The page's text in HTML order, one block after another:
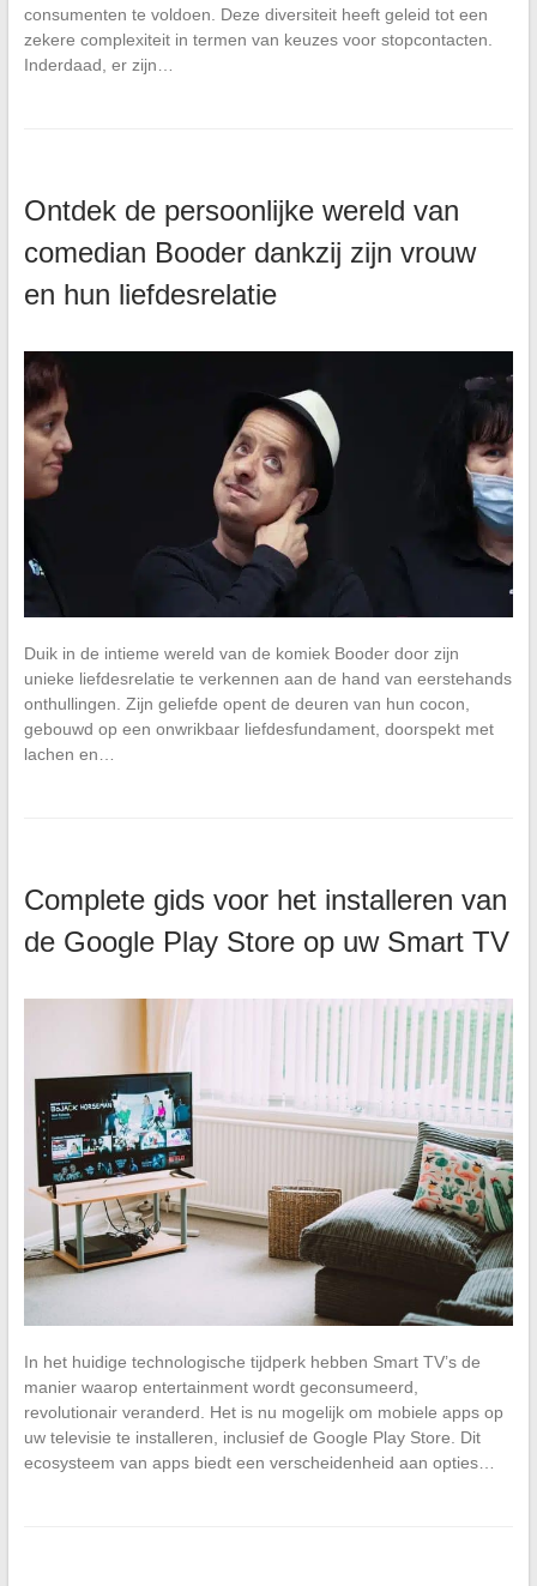
consumenten te voldoen. Deze diversiteit heeft geleid tot een
zekere complexiteit in termen van keuzes voor stopcontacten.
Inderdaad, er zijn…
Ontdek de persoonlijke wereld van
comedian Booder dankzij zijn vrouw
en hun liefdesrelatie
Duik in de intieme wereld van de komiek Booder door zijn
unieke liefdesrelatie te verkennen aan de hand van eerstehands
onthullingen. Zijn geliefde opent de deuren van hun cocon,
gebouwd op een onwrikbaar liefdesfundament, doorspekt met
lachen en…
Complete gids voor het installeren van
de Google Play Store op uw Smart TV
In het huidige technologische tijdperk hebben Smart TV’s de
manier waarop entertainment wordt geconsumeerd,
revolutionair veranderd. Het is nu mogelijk om mobiele apps op
uw televisie te installeren, inclusief de Google Play Store. Dit
ecosysteem van apps biedt een verscheidenheid aan opties…